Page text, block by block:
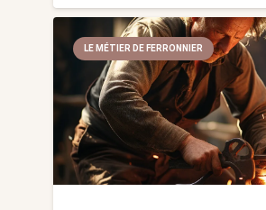
LE MÉTIER DE FERRONNIER